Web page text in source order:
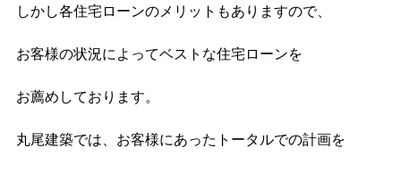
しかし各住宅ローンのメリットもありますので、
お客様の状況によってベストな住宅ローンを
お薦めしております。
丸尾建築では、お客様にあったトータルでの計画を